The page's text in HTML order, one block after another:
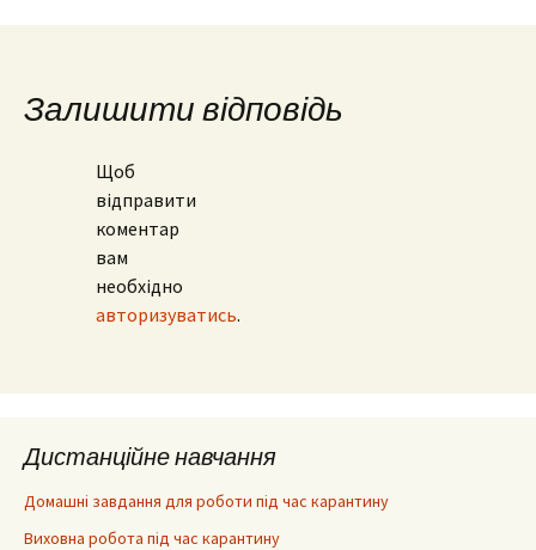
Залишити відповідь
Щоб
відправити
коментар
вам
необхідно
авторизуватись.
Дистанційне навчання
Домашні завдання для роботи під час карантину
Виховна робота під час карантину